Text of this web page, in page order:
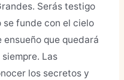
Serás testigo
funde con el cielo
que quedará
Las
los secretos y